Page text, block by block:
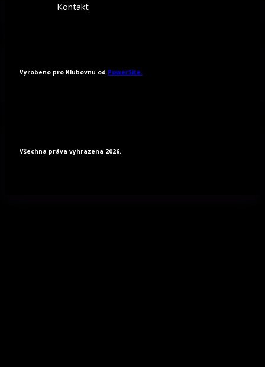
Kontakt
Vyrobeno pro Klubovnu od PowerSite.
Všechna práva vyhrazena 2026.